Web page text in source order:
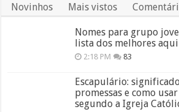
Novinhos Mais vistos
Nomes para grupo
lista dos melhores aqui
2:18 PM 83
Escapulário:
promessas e como
segundo a Igreja